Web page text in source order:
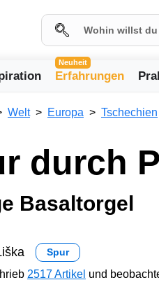
Neuheit
Erfahrungen
Welt Europa Tschechien
durch
Basaltorgel
Spur
2517 Artikel und